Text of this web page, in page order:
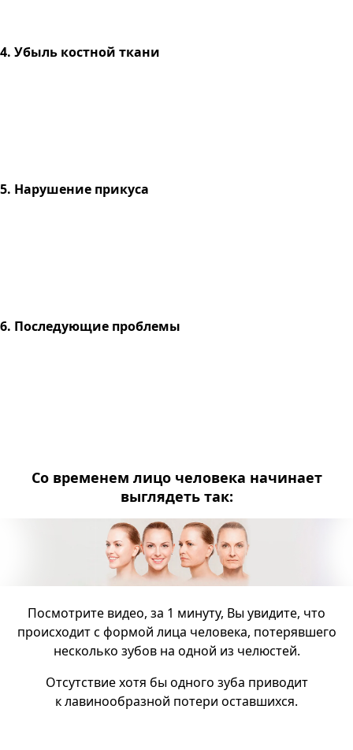
4. Убыль костной ткани
5. Нарушение прикуса
6. Последующие проблемы
Со временем лицо человека начинает
выглядеть так:
Посмотрите видео, за 1 минуту, Вы увидите, что
происходит с формой лица человека, потерявшего
несколько зубов на одной из челюстей.
Отсутствие хотя бы одного зуба приводит
к лавинообразной потери оставшихся.